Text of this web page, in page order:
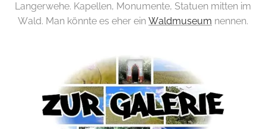
Langerwehe. Kapellen, Monumente, Statuen mitten im
Wald. Man könnte es eher ein Waldmuseum nennen.